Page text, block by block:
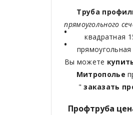
Труба
прямоугольного
квадратная
Вы можете
Митрополье
"заказать
Профтруба